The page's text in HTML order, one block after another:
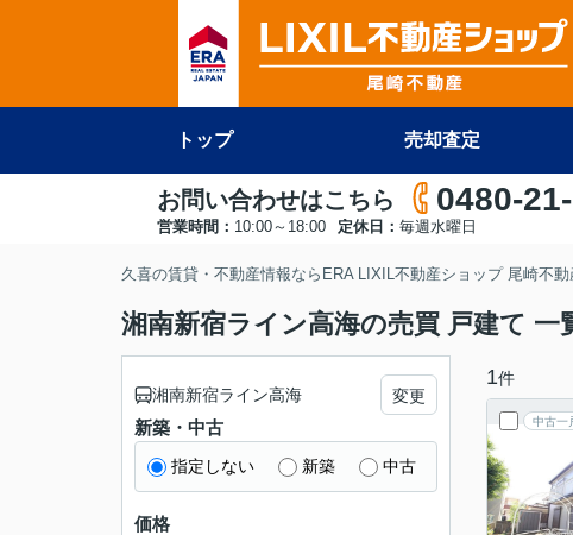
トップ 売却査定
お問い合わせはこちら 0480-
営業時間： 10:00～18:00 定休日： 毎週水曜日
久喜の賃貸・不動産情報ならERA LIXIL不動産ショップ 尾崎不動
湘南新宿ライン高海の売買 戸建て 一
1件
中古一
湘南新宿ライン高海 変更
新築・中古
指定しない 新築 中古
価格